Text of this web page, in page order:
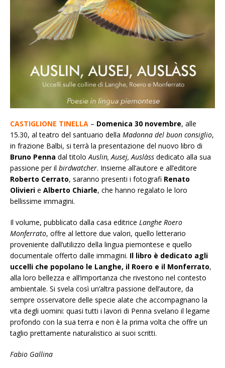
CASTIGLIONE TINELLA – Domenica 30 novembre, alle
15.30, al teatro del santuario della Madonna del buon consiglio,
in frazione Balbi, si terrà la presentazione del nuovo libro di
Bruno Penna dal titoloAuslin, Ausej, Auslàss dedicato alla sua
passione per il birdwatcher. Insieme all’autore e all’editore
Roberto Cerrato, saranno presenti i fotografi Renato
Olivieri e Alberto Chiarle, che hanno regalato le loro
bellissime immagini.
Il volume, pubblicato dalla casa editrice Langhe Roero
Monferrato, offre al lettore due valori, quello letterario
proveniente dall’utilizzo della lingua piemontese e quello
documentale offerto dalle immagini. Il libro è dedicato agli
uccelli che popolano le Langhe, il Roero e il Monferrato,
alla loro bellezza e all’importanza che rivestono nel contesto
ambientale. Si svela così un’altra passione dell’autore, da
sempre osservatore delle specie alate che accompagnano la
vita degli uomini: quasi tutti i lavori di Penna svelano il legame
profondo con la sua terra e non è la prima volta che offre un
taglio prettamente naturalistico ai suoi scritti.
Fabio Gallina